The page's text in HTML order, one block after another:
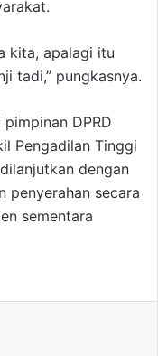
kita, apalagi itu
tadi,” pungkasnya.
DPRD
Pengadilan Tinggi
dengan
penyerahan secara
sementara